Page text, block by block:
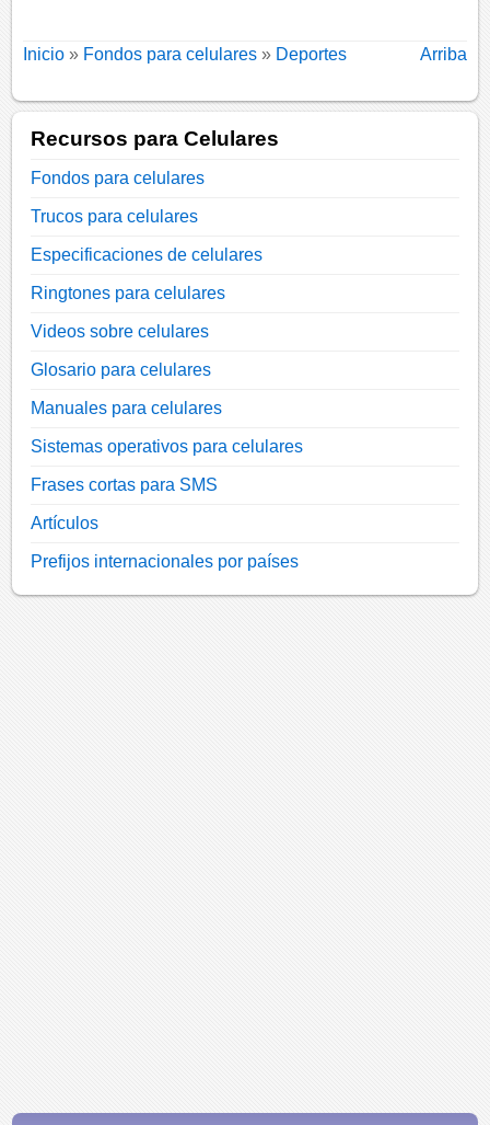
Inicio » Fondos para celulares » Deportes Arriba
Recursos para Celulares
Fondos para celulares
Trucos para celulares
Especificaciones de celulares
Ringtones para celulares
Videos sobre celulares
Glosario para celulares
Manuales para celulares
Sistemas operativos para celulares
Frases cortas para SMS
Artículos
Prefijos internacionales por países